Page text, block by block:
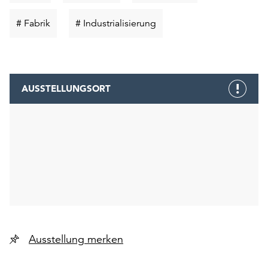
die
Weitere
Informationen
# FabrikSchlüsselwort
# Industrialisierung
AUSSTELLUNGSORT
Ausstellung merken